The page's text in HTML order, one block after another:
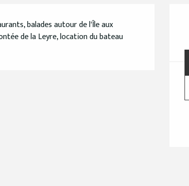
balades autour de l'Île aux
de la Leyre, location du bateau